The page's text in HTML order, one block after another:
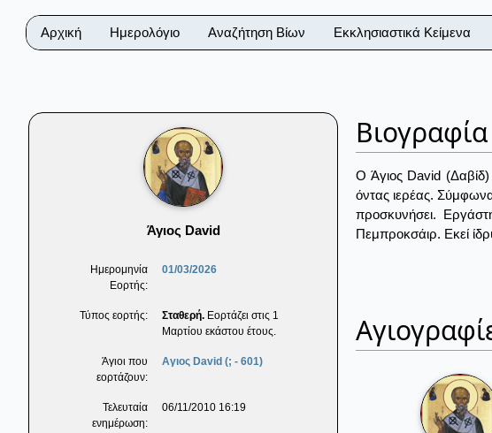
Αρχική Ημερολόγιο Αναζήτηση Βίων Εκκλησιαστικά Κείμενα
Άγιος David
Ημερομηνία
Εορτής:
01/03/2026
Τύπος εορτής: Σταθερή. Εορτάζει στις 1
Μαρτίου εκάστου έτους.
Άγιοι που
εορτάζουν:
Αγιος David (; - 601)
Τελευταία
ενημέρωση:
06/11/2010 16:19
Βιογραφία
Ο Άγιος David
όντας ιερέας.
προσκυνήσει.
Πεμπροκσάιρ. Εκεί